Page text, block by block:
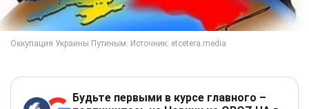
Будьте первыми в курсе главного –